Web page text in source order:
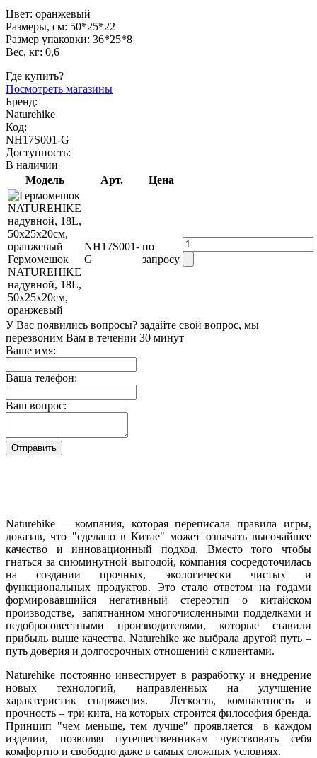
Цвет: оранжевый
Размеры, см: 50*25*22
Размер упаковки: 36*25*8
Вес, кг: 0,6
Где купить?
Посмотреть магазины
Бренд:
Naturehike
Код:
NH17S001-G
Доступность:
В наличии
Модель
Арт. Цена
Гермомешок
NATUREHIKE
надувной, 18L,
50х25х20см,
оранжевый
NH17S001-
G
по
запросу
У Вас появились вопросы? задайте свой вопрос, мы
перезвоним Вам в течении 30 минут
Ваше имя:
Ваша телефон:
Ваш вопрос:
Naturehike – компания, которая переписала правила игры,
доказав, что "сделано в Китае" может означать высочайшее
качество и инновационный подход. Вместо того чтобы
гнаться за сиюминутной выгодой, компания сосредоточилась
на создании прочных, экологически чистых и
функциональных продуктов. Это стало ответом на годами
формировавшийся негативный стереотип о китайском
производстве, запятнанном многочисленными подделками и
недобросовестными производителями, которые ставили
прибыль выше качества. Naturehike же выбрала другой путь –
путь доверия и долгосрочных отношений с клиентами.
Naturehike постоянно инвестирует в разработку и внедрение
новых технологий, направленных на улучшение
характеристик снаряжения. Легкость, компактность и
прочность – три кита, на которых строится философия бренда.
Принцип "чем меньше, тем лучше" проявляется в каждом
изделии, позволяя путешественникам чувствовать себя
комфортно и свободно даже в самых сложных условиях.